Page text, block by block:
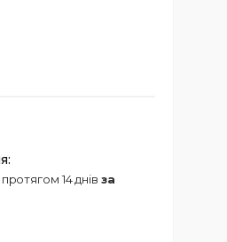
14 днів за